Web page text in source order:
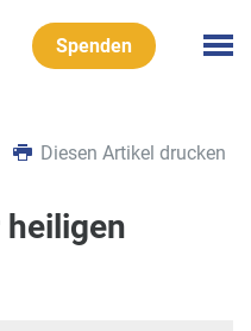
Spenden
Diesen Artikel drucken
heiligen